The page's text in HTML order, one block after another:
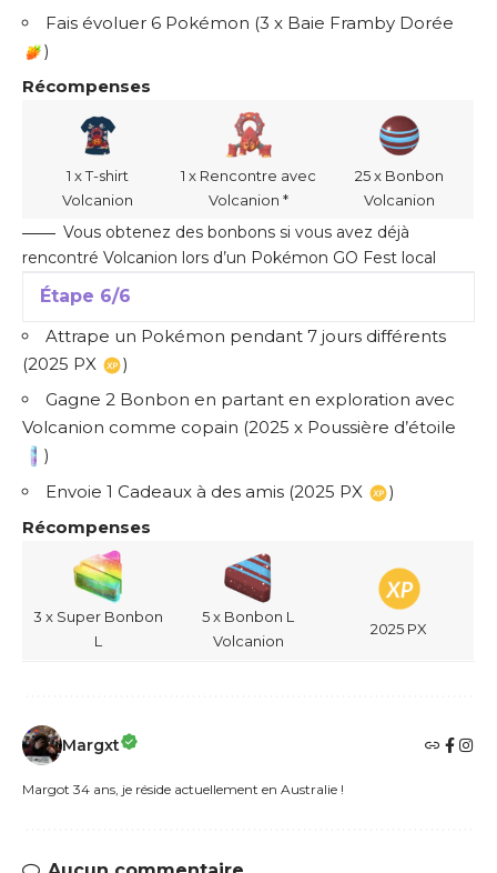
Fais évoluer 6 Pokémon (3 x Baie Framby Dorée
)
Récompenses
1 x T-shirt
Volcanion
1 x Rencontre avec
Volcanion *
25 x Bonbon
Volcanion
Vous obtenez des bonbons si vous avez déjà
rencontré Volcanion lors d’un Pokémon GO Fest local
Étape 6/6
Attrape un Pokémon pendant 7 jours différents
(2025 PX
)
Gagne 2 Bonbon en partant en exploration avec
Volcanion comme copain (2025 x Poussière d’étoile
)
Envoie 1 Cadeaux à des amis (2025 PX
)
Récompenses
3 x Super Bonbon
L
5 x Bonbon L
Volcanion
2025 PX
Margxt
Margot 34 ans, je réside actuellement en Australie !